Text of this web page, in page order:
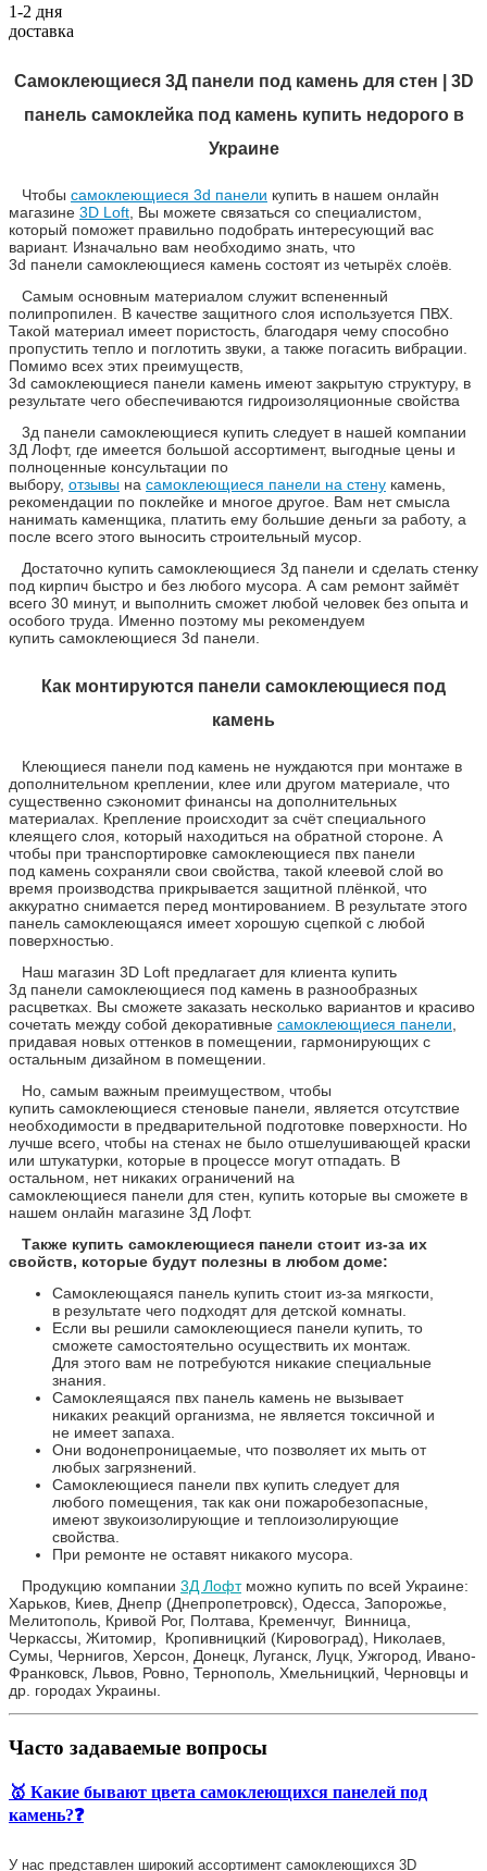
1-2 дня
доставка
Самоклеющиеся 3Д панели под камень для стен | 3D
панель самоклейка под камень купить недорого в
Украине
Чтобы самоклеющиеся 3d панели купить в нашем онлайн
магазине 3D Loft, Вы можете связаться со специалистом,
который поможет правильно подобрать интересующий вас
вариант. Изначально вам необходимо знать, что
3d панели самоклеющиеся камень состоят из четырёх слоёв.
Самым основным материалом служит вспененный
полипропилен. В качестве защитного слоя используется ПВХ.
Такой материал имеет пористость, благодаря чему способно
пропустить тепло и поглотить звуки, а также погасить вибрации.
Помимо всех этих преимуществ,
3d самоклеющиеся панели камень имеют закрытую структуру, в
результате чего обеспечиваются гидроизоляционные свойства
3д панели самоклеющиеся купить следует в нашей компании
3Д Лофт, где имеется большой ассортимент, выгодные цены и
полноценные консультации по
выбору, отзывы на самоклеющиеся панели на стену камень,
рекомендации по поклейке и многое другое. Вам нет смысла
нанимать каменщика, платить ему большие деньги за работу, а
после всего этого выносить строительный мусор.
Достаточно купить самоклеющиеся 3д панели и сделать стенку
под кирпич быстро и без любого мусора. А сам ремонт займёт
всего 30 минут, и выполнить сможет любой человек без опыта и
особого труда. Именно поэтому мы рекомендуем
купить самоклеющиеся 3d панели.
Как монтируются панели самоклеющиеся под
камень
Клеющиеся панели под камень не нуждаются при монтаже в
дополнительном креплении, клее или другом материале, что
существенно сэкономит финансы на дополнительных
материалах. Крепление происходит за счёт специального
клеящего слоя, который находиться на обратной стороне. А
чтобы при транспортировке самоклеющиеся пвх панели
под камень сохраняли свои свойства, такой клеевой слой во
время производства прикрывается защитной плёнкой, что
аккуратно снимается перед монтированием. В результате этого
панель самоклеющаяся имеет хорошую сцепкой с любой
поверхностью.
Наш магазин 3D Loft предлагает для клиента купить
3д панели самоклеющиеся под камень в разнообразных
расцветках. Вы сможете заказать несколько вариантов и красиво
сочетать между собой декоративные самоклеющиеся панели
придавая новых оттенков в помещении, гармонирующих с
остальным дизайном в помещении.
Но, самым важным преимуществом, чтобы
купить самоклеющиеся стеновые панели, является отсутствие
необходимости в предварительной подготовке поверхности. Но
лучше всего, чтобы на стенах не было отшелушивающей краски
или штукатурки, которые в процессе могут отпадать. В
остальном, нет никаких ограничений на
самоклеющиеся панели для стен, купить которые вы сможете в
нашем онлайн магазине 3Д Лофт.
Также купить самоклеющиеся панели стоит из-за их
свойств, которые будут полезны в любом доме:
Самоклеющаяся панель купить стоит из-за мягкости,
в результате чего подходят для детской комнаты.
Если вы решили самоклеющиеся панели купить, то
сможете самостоятельно осуществить их монтаж.
Для этого вам не потребуются никакие специальные
знания.
Самоклеящаяся пвх панель камень не вызывает
никаких реакций организма, не является токсичной и
не имеет запаха.
Они водонепроницаемые, что позволяет их мыть от
любых загрязнений.
Самоклеющиеся панели пвх купить следует для
любого помещения, так как они пожаробезопасные,
имеют звукоизолирующие и теплоизолирующие
свойства.
При ремонте не оставят никакого мусора.
Продукцию компании 3Д Лофтможно купить по всей Украине:
Харьков, Киев, Днепр (Днепропетровск), Одесса, Запорожье,
Мелитополь, Кривой Рог, Полтава, Кременчуг, Винница,
Черкассы, Житомир, Кропивницкий (Кировоград), Николаев,
Сумы, Чернигов, Херсон, Донецк, Луганск, Луцк, Ужгород, Ивано-
Франковск, Львов, Ровно, Тернополь, Хмельницкий, Черновцы и
др. городах Украины.
Часто задаваемые вопросы
🥇 Какие бывают цвета самоклеющихся панелей под
камень?❓
У нас представлен широкий ассортимент самоклеющихся 3D